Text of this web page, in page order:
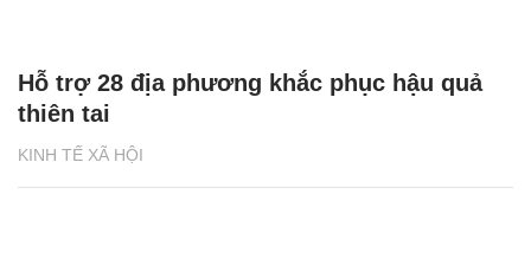
KINH TẾ XÃ HỘI
Hỗ trợ 28 địa phương khắc phục hậu quả
thiên tai